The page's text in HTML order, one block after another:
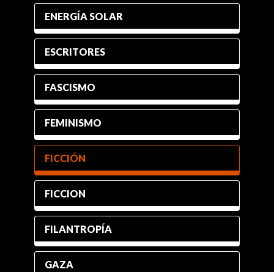
ENERGÍA SOLAR
ESCRITORES
FASCISMO
FEMINISMO
FICCIÓN
FICCION
FILANTROPÍA
GAZA